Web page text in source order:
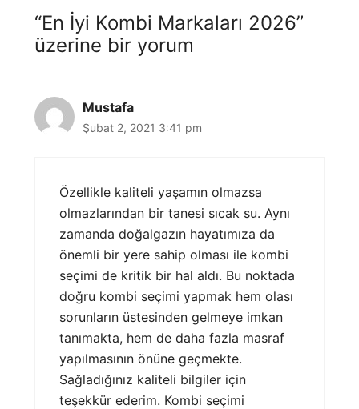
“En İyi Kombi Markaları 2026”
üzerine bir yorum
Mustafa
Şubat 2, 2021 3:41 pm
Özellikle kaliteli yaşamın olmazsa
olmazlarından bir tanesi sıcak su. Aynı
zamanda doğalgazın hayatımıza da
önemli bir yere sahip olması ile kombi
seçimi de kritik bir hal aldı. Bu noktada
doğru kombi seçimi yapmak hem olası
sorunların üstesinden gelmeye imkan
tanımakta, hem de daha fazla masraf
yapılmasının önüne geçmekte.
Sağladığınız kaliteli bilgiler için
teşekkür ederim. Kombi seçimi